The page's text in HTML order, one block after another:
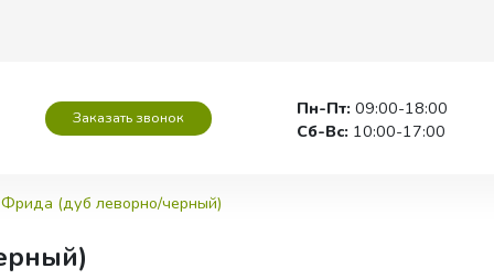
Заказать звонок Пн-Пт: 09:00-18:00
Сб-Вс: 10:00-17:00
(дуб леворно/черный)